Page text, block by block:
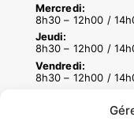
Mercredi:
8h30 – 12h00 /
Jeudi:
8h30 – 12h00 /
Vendredi:
8h30 – 12h00 /